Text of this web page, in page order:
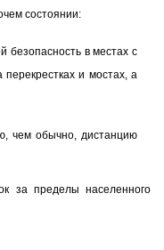
состоянии:
безопасность в местах с
и мостах, а
чем обычно, дистанцию
за пределы населенного